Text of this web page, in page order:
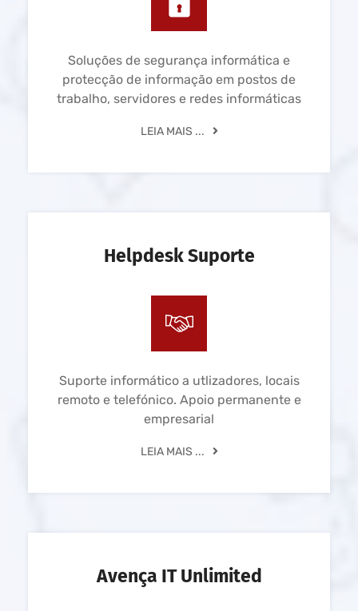
Soluções de segurança informática e
protecção de informação em postos de
trabalho, servidores e redes informáticas
LEIA MAIS ...
Helpdesk Suporte
Suporte informático a utlizadores, locais
remoto e telefónico. Apoio permanente e
empresarial
LEIA MAIS ...
Avença IT Unlimited